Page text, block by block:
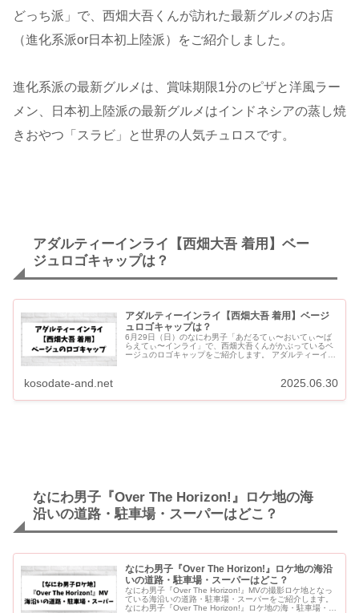
どっち派」で、西畑大吾くんが訪れた最新グルメのお店
（進化系派or日本初上陸派）をご紹介しました。
進化系派の最新グルメは、賞味期限1分のピザと洋風ラー
メン、日本初上陸派の最新グルメはインドネシアの蒸し焼
きおやつ「スラビ」と世界の人気チュロスです。
アダルティーインライ【西畑大吾 着用】ベー
ジュロゴキャップは？
アダルティーインライ【西畑大吾 着用】ベージ
ュロゴキャップは？
6月29日（日）のなにわ男子「あだるてぃ〜おいてぃ〜ば
らえてぃ〜インライ」で、西畑大吾くんがかぶっているベ
ージュのロゴキャップをご紹介します。 アダルティーイン
kosodate-and.net 2025.06.30
なにわ男子『Over The Horizon!』ロケ地の海
沿いの道路・駐車場・スーパーはどこ？
なにわ男子『Over The Horizon!』ロケ地の海沿
いの道路・駐車場・スーパーはどこ？
なにわ男子『Over The Horizon!』MVの撮影ロケ地となっ
ている海沿いの道路・駐車場・スーパーをご紹介します。
なにわ男子『Over The Horizon!』ロケ地の海・駐車場・ス